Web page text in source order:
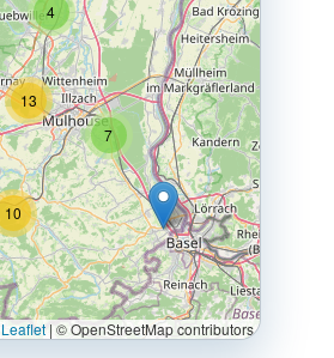
7
4
10
13
Leaflet | © OpenStreetMap contributors